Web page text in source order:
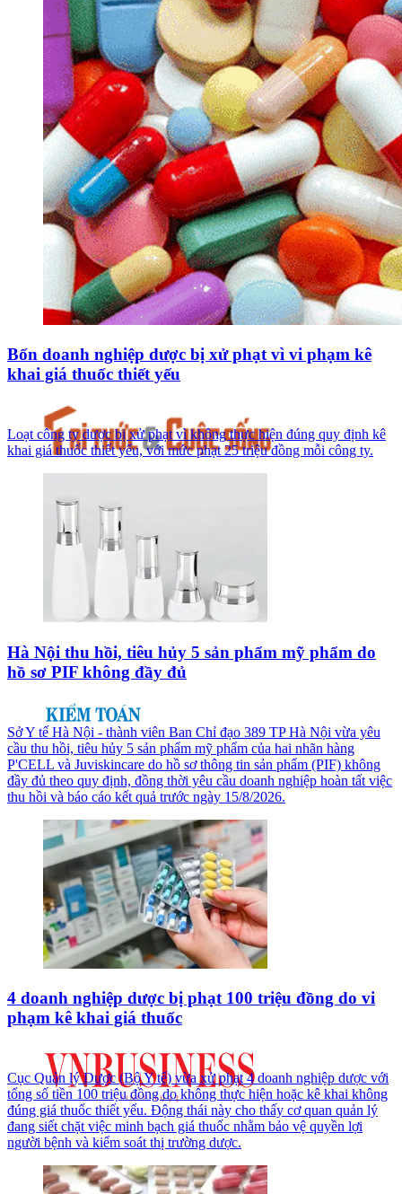
Bốn doanh nghiệp dược bị xử phạt vì vi phạm kê
khai giá thuốc thiết yếu
Loạt công ty dược bị xử phạt vì không thực hiện đúng quy định kê
khai giá thuốc thiết yếu, với mức phạt 25 triệu đồng mỗi công ty.
Hà Nội thu hồi, tiêu hủy 5 sản phẩm mỹ phẩm do
hồ sơ PIF không đầy đủ
Sở Y tế Hà Nội - thành viên Ban Chỉ đạo 389 TP Hà Nội vừa yêu
cầu thu hồi, tiêu hủy 5 sản phẩm mỹ phẩm của hai nhãn hàng
P'CELL và Juviskincare do hồ sơ thông tin sản phẩm (PIF) không
đầy đủ theo quy định, đồng thời yêu cầu doanh nghiệp hoàn tất việc
thu hồi và báo cáo kết quả trước ngày 15/8/2026.
4 doanh nghiệp dược bị phạt 100 triệu đồng do vi
phạm kê khai giá thuốc
Cục Quản lý Dược (Bộ Y tế) vừa xử phạt 4 doanh nghiệp dược với
tổng số tiền 100 triệu đồng do không thực hiện hoặc kê khai không
đúng giá thuốc thiết yếu. Động thái này cho thấy cơ quan quản lý
đang siết chặt việc minh bạch giá thuốc nhằm bảo vệ quyền lợi
người bệnh và kiểm soát thị trường dược.